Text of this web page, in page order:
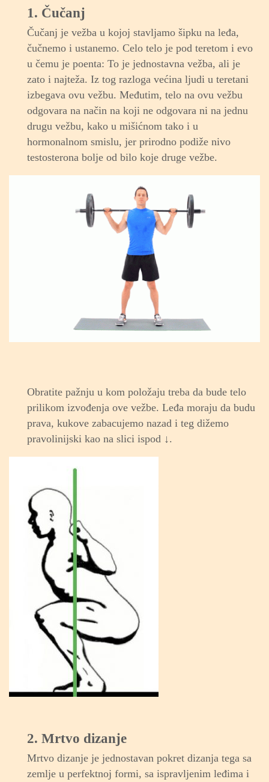
1. Čučanj
Čučanj je vežba u kojoj stavljamo šipku na leđa,
čučnemo i ustanemo. Celo telo je pod teretom i evo
u čemu je poenta: To je jednostavna vežba, ali je
zato i najteža. Iz tog razloga većina ljudi u teretani
izbegava ovu vežbu. Međutim, telo na ovu vežbu
odgovara na način na koji ne odgovara ni na jednu
drugu vežbu, kako u mišićnom tako i u
hormonalnom smislu, jer prirodno podiže nivo
testosterona bolje od bilo koje druge vežbe.
Obratite pažnju u kom položaju treba da bude telo
prilikom izvođenja ove vežbe. Leđa moraju da budu
prava, kukove zabacujemo nazad i teg dižemo
pravolinijski kao na slici ispod ↓.
2. Mrtvo dizanje
Mrtvo dizanje je jednostavan pokret dizanja tega sa
zemlje u perfektnoj formi, sa ispravljenim leđima i